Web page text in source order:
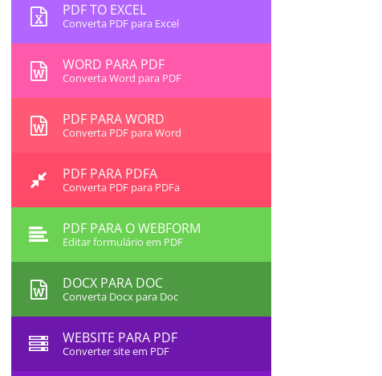
PDF TO EXCEL
Converta PDF para Excel
WORD PARA PDF
Converta Word para PDF
PDF PARA WORD
Converta PDF para Word
PDF PARA PDFA
Converta PDF para PDFa
PDF PARA O WEBFORM
Editar formulário em PDF
DOCX PARA DOC
Converta Docx para Doc
WEBSITE PARA PDF
Converter site em PDF